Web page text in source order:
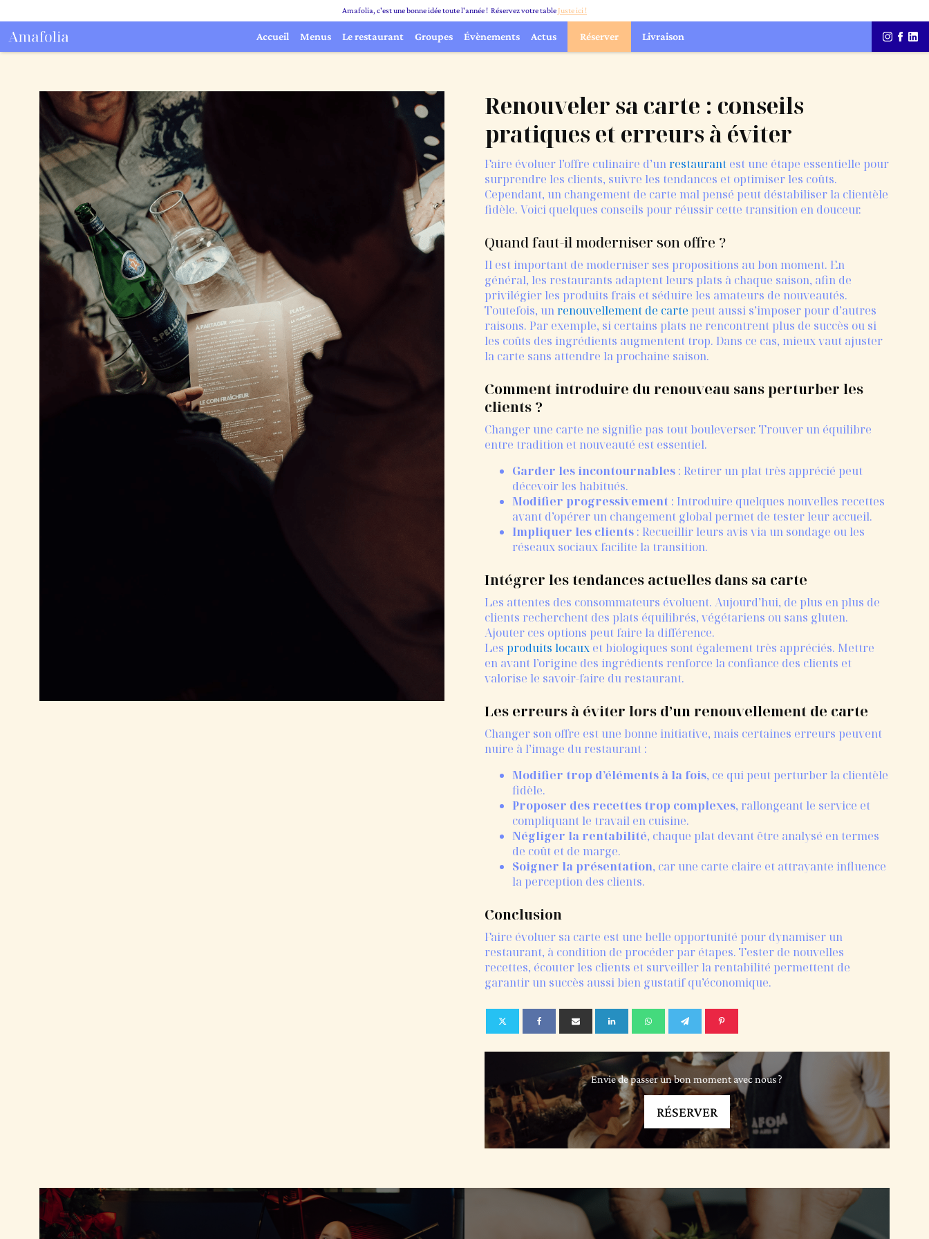
Amafolia, c'est une bonne idée toute l'année ! Réservez votre tableJuste ici !
Accueil Menus Le restaurant Groupes Évènements Actus Réserver Livraison
Renouveler sa carte : conseils
pratiques et erreurs à éviter
Faire évoluer l’offre culinaire d’unrestaurantest une étape essentielle pour
surprendre les clients, suivre les tendances et optimiser les coûts.
Cependant, un changement de carte mal pensé peut déstabiliser la clientèle
fidèle. Voici quelques conseils pour réussir cette transition en douceur.
Quand faut-il moderniser son offre ?
Il est important de moderniser ses propositions au bon moment. En
général, les restaurants adaptent leurs plats à chaque saison, afin de
privilégier les produits frais et séduire les amateurs de nouveautés.
Toutefois, unrenouvellement de carte peut aussi s’imposer pour d’autres
raisons. Par exemple, si certains plats ne rencontrent plus de succès ou si
les coûts des ingrédients augmentent trop. Dans ce cas, mieux vaut ajuster
la carte sans attendre la prochaine saison.
Comment introduire du renouveau sans perturber les
clients ?
Changer une carte ne signifie pas tout bouleverser. Trouver un équilibre
entre tradition et nouveauté est essentiel.
Garder les incontournables: Retirer un plat très apprécié peut
décevoir les habitués.
Modifier progressivement : Introduire quelques nouvelles recettes
avant d’opérer un changement global permet de tester leur accueil.
Impliquer les clients: Recueillir leurs avis via un sondage ou les
réseaux sociaux facilite la transition.
Intégrer les tendances actuelles dans sa carte
Les attentes des consommateurs évoluent. Aujourd’hui, de plus en plus de
clients recherchent des plats équilibrés, végétariens ou sans gluten.
Ajouter ces options peut faire la différence.
Les produits locauxet biologiques sont également très appréciés. Mettre
en avant l’origine des ingrédients renforce la confiance des clients et
valorise le savoir-faire du restaurant.
Les erreurs à éviter lors d’un renouvellement de carte
Changer son offre est une bonne initiative, mais certaines erreurs peuvent
nuire à l’image du restaurant :
Modifier trop d’éléments à la fois, ce qui peut perturber la clientèle
fidèle.
Proposer des recettes trop complexes, rallongeant le service et
compliquant le travail en cuisine.
Négliger la rentabilité, chaque plat devant être analysé en termes
de coût et de marge.
Soigner la présentation, car une carte claire et attrayante influence
la perception des clients.
Conclusion
Faire évoluer sa carte est une belle opportunité pour dynamiser un
restaurant, à condition de procéder par étapes. Tester de nouvelles
recettes, écouter les clients et surveiller la rentabilité permettent de
garantir un succès aussi bien gustatif qu’économique.
Envie de passer un bon moment avec nous ?
RÉSERVER